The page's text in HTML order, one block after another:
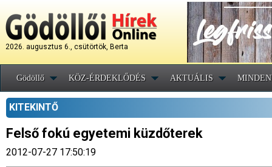
2026. augusztus 6., csütörtök, Berta
Gödöllő KÖZ-ÉRDEKLŐDÉS AKTUÁLIS
KITEKINTŐ
Felső fokú egyetemi küzdőterek
2012-07-27 17:50:19